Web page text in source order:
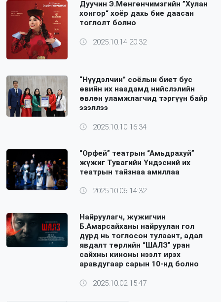
Дуучин Э.Мөнгөнчимэгийн ”Хулан
хонгор“ хоёр дахь бие даасан
тоглолт болно
2025.10.14 20:32
“Нүүдэлчин” соёлын биет бус
өвийн их наадамд нийслэлийн
өвлөн уламжлагчид тэргүүн байр
эзэллээ
2025.10.10 16:34
“Орфей” театрын “Амьдрахуй”
жүжиг Тувагийн Үндэсний их
театрын тайзнаа амиллаа
2025.10.06 14:32
Найруулагч, жүжигчин
Б.Амарсайханы найруулан гол
дүрд нь тоглосон тулаант, адал
явдалт төрлийн “ШАЛЗ” уран
сайхны киноны нээлт ирэх
аравдугаар сарын 10-нд болно
2025.10.02 15:47